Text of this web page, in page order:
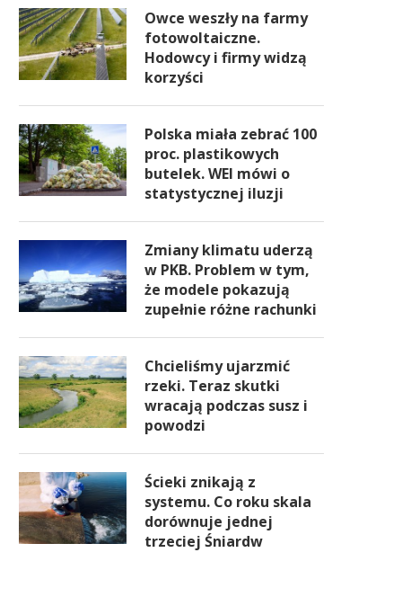
Owce weszły na farmy
fotowoltaiczne.
Hodowcy i firmy widzą
korzyści
Polska miała zebrać 100
proc. plastikowych
butelek. WEI mówi o
statystycznej iluzji
Zmiany klimatu uderzą
w PKB. Problem w tym,
że modele pokazują
zupełnie różne rachunki
Chcieliśmy ujarzmić
rzeki. Teraz skutki
wracają podczas susz i
powodzi
Ścieki znikają z
systemu. Co roku skala
dorównuje jednej
trzeciej Śniardw